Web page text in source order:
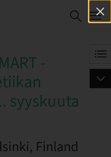
BOOK NOW
-
syyskuuta
Finland